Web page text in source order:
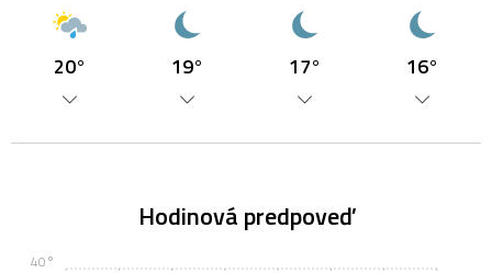
20° 19° 17° 16°
Hodinová predpoveď
40°